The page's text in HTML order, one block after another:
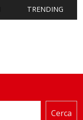
TRENDING
Cerca